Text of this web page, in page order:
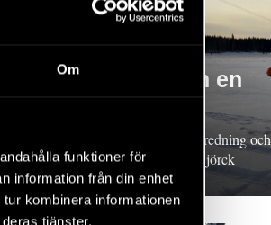
Om
funktioner för
information från din enhet
kombinera informationen
tjänster.
Ett träföremål från en
Rapport 2015:93. Arkeologisk utredning och
undersökning, Uppland. Niclas Björck